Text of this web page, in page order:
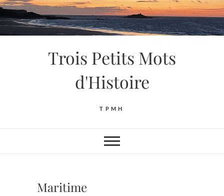
Skip
to
Trois Petits Mots
d'Histoire
TPMH
Maritime